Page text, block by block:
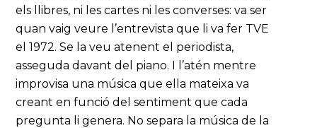
els llibres, ni les cartes ni les converses: va ser
quan vaig veure l’entrevista que li va fer TVE
el 1972. Se la veu atenent el periodista,
asseguda davant del piano. I l’atén mentre
improvisa una música que ella mateixa va
creant en funció del sentiment que cada
pregunta li genera. No separa la música de la